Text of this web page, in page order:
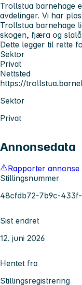
Trollstua barnehage
avdelinger. Vi har
Trollstua barnehage
skogen, fjæra og
Dette legger til rette
Sektor
Privat
Nettsted
https://
Sektor
Privat
Annonsedata
Rapporter annonse
Stillingsnummer
48cfdb72-7b9c-
Sist endret
12. juni 2026
Hentet fra
Stillingsregistrering